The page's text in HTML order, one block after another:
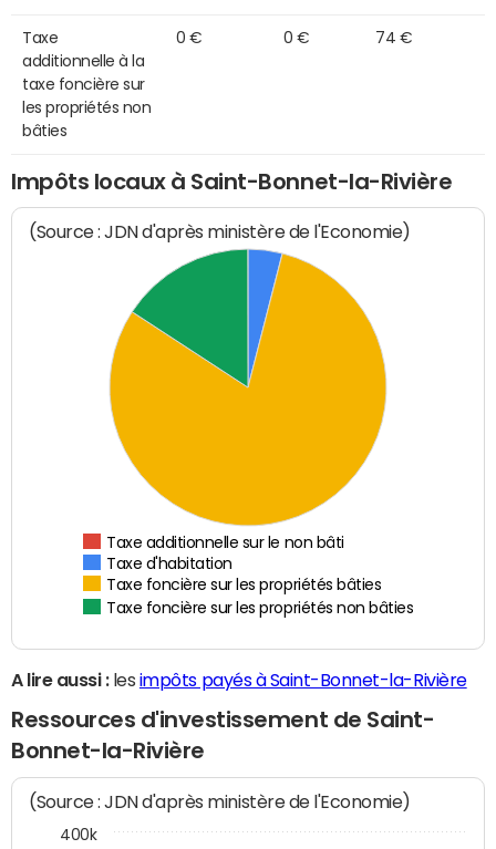
Taxe
additionnelle à la
taxe foncière sur
les propriétés non
bâties
0 € 0 € 74 €
Impôts locaux à Saint-Bonnet-la-Rivière
(Source : JDN d'après ministère de l'Economie)
Taxe additionnelle sur le non bâti
Taxe d'habitation
Taxe foncière sur les propriétés bâties
Taxe foncière sur les propriétés non bâties
A lire aussi :les impôts payés à Saint-Bonnet-la-Rivière
Ressources d'investissement de Saint-
Bonnet-la-Rivière
(Source : JDN d'après ministère de l'Economie)
400k